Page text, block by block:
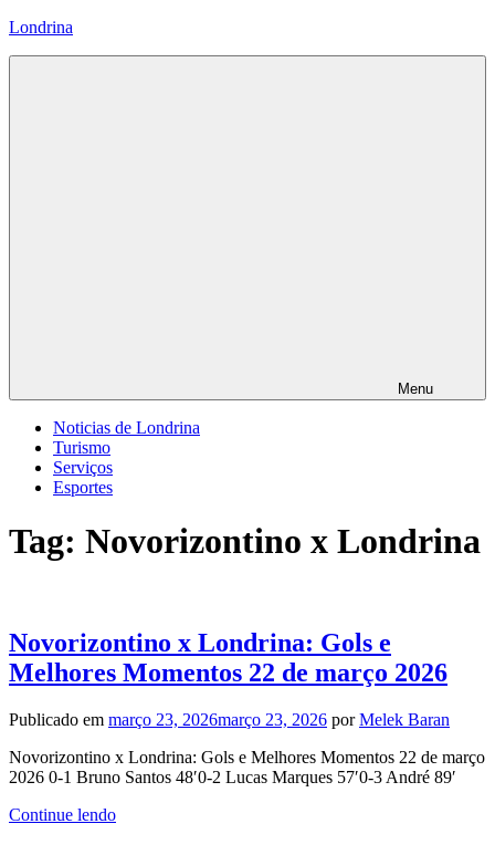
Pular
Londrina
Menu
Noticias de Londrina
Turismo
Serviços
Esportes
Tag: Novorizontino x Londrina
Novorizontino x Londrina: Gols e
Melhores Momentos 22 de março 2026
Publicado em março 23, 2026março 23, 2026 porMelek Baran
Novorizontino x Londrina: Gols e Melhores Momentos 22 de março
2026 0-1 Bruno Santos 48′0-2 Lucas Marques 57′0-3 André 89′
Continue lendo